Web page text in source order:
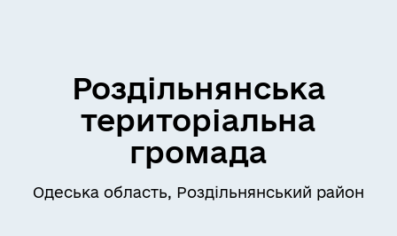
Роздільнянська
територіальна
громада
Одеська область, Роздільнянський район